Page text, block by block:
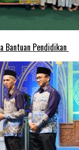
Bantuan Pendidikan